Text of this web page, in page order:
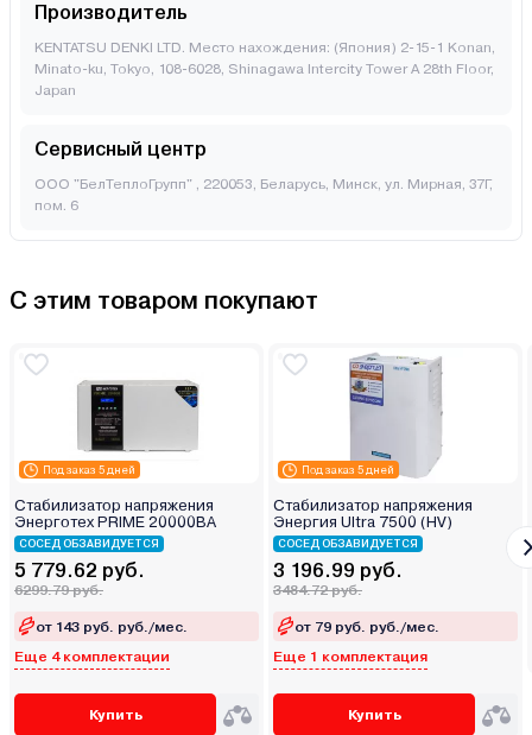
Производитель
KENTATSU DENKI LTD. Место нахождения: (Япония) 2-15-1 Konan,
Minato-ku, Tokyo, 108-6028, Shinagawa Intercity Tower A 28th Floor,
Japan
Сервисный центр
ООО "БелТеплоГрупп" , 220053, Беларусь, Минск, ул. Мирная, 37Г,
пом. 6
С этим товаром покупают
Под заказ 5 дней
Стабилизатор напряжения
Энерготех PRIME 20000ВА
СОСЕД ОБЗАВИДУЕТСЯ
5 779.62 руб.
6299.79 руб.
от 143 руб. руб./мес.
Еще 4 комплектации
Купить
Под заказ 5 дней
Стабилизатор напряжения
Энергия Ultra 7500 (HV)
СОСЕД ОБЗАВИДУЕТСЯ
3 196.99 руб.
3484.72 руб.
от 79 руб. руб./мес.
Еще 1 комплектация
Купить